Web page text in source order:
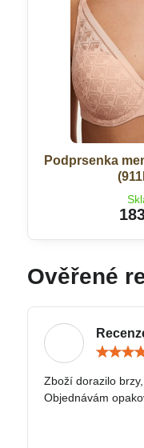
Podprsenka
Ověřené
Zboží dorazilo
Objednávám